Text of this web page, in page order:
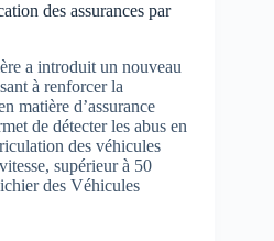
des assurances par
a introduit un nouveau
à renforcer la
matière d’assurance
de détecter les abus en
des véhicules
supérieur à 50
des Véhicules